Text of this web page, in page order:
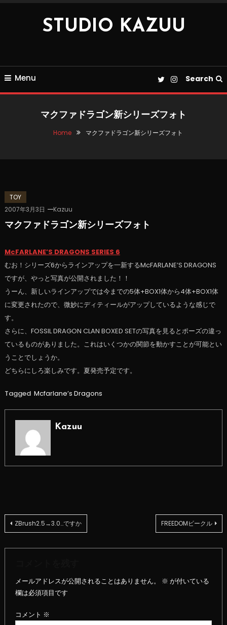
STUDIO KAZUU
Menu Search
マクファドラゴン新シリーズフォト
Home マクファドラゴン新シリーズフォト
TOY
2007年3月3日
Kazuu
マクファドラゴン新シリーズフォト
McFARLANE’S DRAGONS SERIES 6
むお！シリーズ6からラインアップを一新するMcFARLANE’S DRAGONS
ですが、やっと写真が公開されました！！
うーん、新しいラインアップでは今までの5体+BOX1体から4体+BOX1体
に変更されたので、微妙にディティールがアップしているような感じで
す。
さらに、FOSSIL DRAGON CLAN BOXED SETの写真を見るとポーズの違っ
ているものがありました。これはいくつかの関節を動かすことが可能とい
うことでしょうか。
どちらにしろ楽しみです。夏発売予定です。
Tagged Mcfarlane’s Dragons
Kazuu
投
稿
ビ
ゲ
ZBrush2.5→3.0…ですか FREEDOMビークル
メールアドレスが公開されることはありません。
※ が付いている
欄は必須項目です
コメント ※